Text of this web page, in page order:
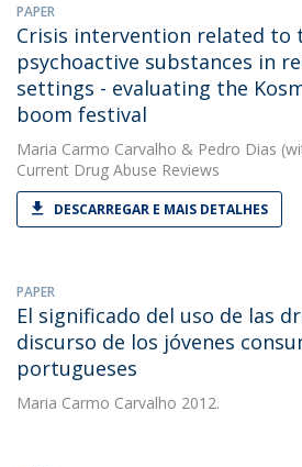
PAPER
Crisis intervention related to
psychoactive substances in
settings - evaluating the
boom festival
Maria Carmo Carvalho & Pedro Dias
Current Drug Abuse Reviews
DESCARREGAR E MAIS DETALHES
PAPER
El significado del uso de las
discurso de los jóvenes
portugueses
Maria Carmo Carvalho 2012.